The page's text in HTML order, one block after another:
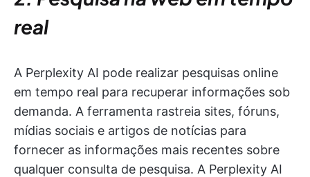
real
A Perplexity AI pode realizar pesquisas online
em tempo real para recuperar informações sob
demanda. A ferramenta rastreia sites, fóruns,
mídias sociais e artigos de notícias para
fornecer as informações mais recentes sobre
qualquer consulta de pesquisa. A Perplexity AI